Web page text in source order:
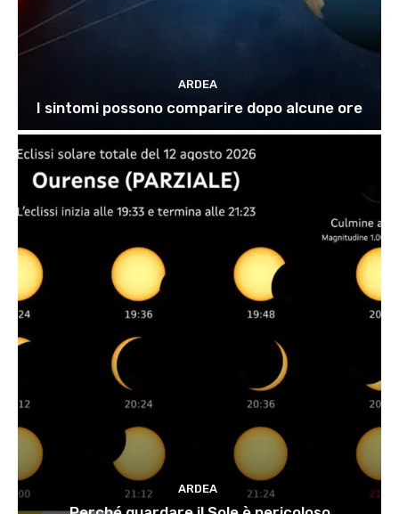
ARDEA
I sintomi possono comparire dopo alcune ore
ARDEA